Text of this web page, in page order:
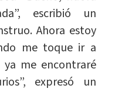
escribió un
Ahora estoy
me toque ir a
me encontraré
expresó un